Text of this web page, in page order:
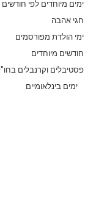
ימים מיוחדים לפי חודשים
חגי אהבה
ימי הולדת מפורסמים
חודשים מיוחדים
פסטיבלים וקרנבלים
ימים בינלאומיים